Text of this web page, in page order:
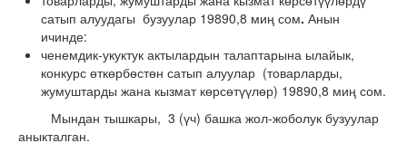
сатып алуудагы бузуулар 19890,8 миң сом. Анын
ичинде:
ченемдик-укуктук актылардын талаптарына ылайык,
конкурс өткөрбөстөн сатып алуулар (товарларды,
жумуштарды жана кызмат көрсөтүүлөр) 19890,8 миң сом.
Мындан тышкары, 3 (үч) башка жол-жоболук бузуулар
аныкталган.